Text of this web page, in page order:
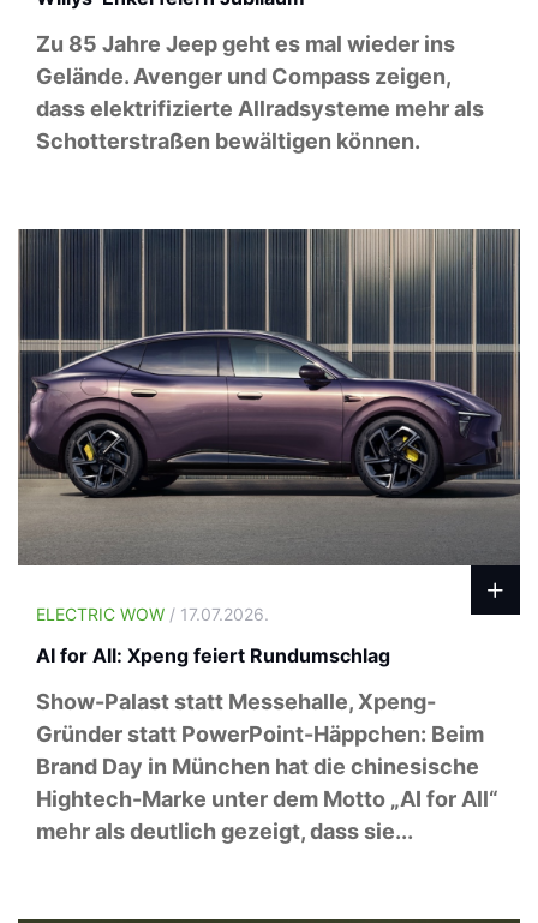
Zu 85 Jahre Jeep geht es mal wieder ins
Gelände. Avenger und Compass zeigen,
dass elektrifizierte Allradsysteme mehr als
Schotterstraßen bewältigen können.
ELECTRIC WOW / 17.07.2026.
AI for All: Xpeng feiert Rundumschlag
Show-Palast statt Messehalle, Xpeng-
Gründer statt PowerPoint-Häppchen: Beim
Brand Day in München hat die chinesische
Hightech-Marke unter dem Motto „AI for All“
mehr als deutlich gezeigt, dass sie...